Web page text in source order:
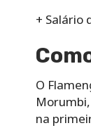
+ Salário
O
na